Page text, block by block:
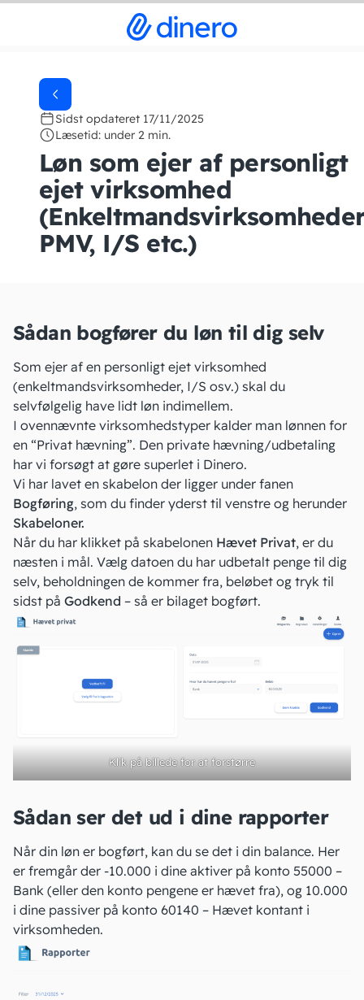
Sidst opdateret 17/11/2025
Læsetid: under 2 min.
Løn som ejer af personligt
ejet virksomhed
PMV, I/S etc.)
Sådan bogfører du løn til dig selv
Som ejer af en personligt ejet virksomhed
(enkeltmandsvirksomheder, I/S osv.) skal du
selvfølgelig have lidt løn indimellem.
I ovennævnte virksomhedstyper kalder man lønnen for
en “Privat hævning”. Den private hævning/udbetaling
har vi forsøgt at gøre superlet i Dinero.
Vi har lavet en skabelon der ligger under fanen
Bogføring, som du finder yderst til venstre og herunder
Skabeloner.
Når du har klikket på skabelonen Hævet Privat, er du
næsten i mål. Vælg datoen du har udbetalt penge til dig
selv, beholdningen de kommer fra, beløbet og tryk til
sidst på Godkend – så er bilaget bogført.
Klik på billede for at forstørre
Sådan ser det ud i dine rapporter
Når din løn er bogført, kan du se det i din balance. Her
er fremgår der -10.000 i dine aktiver på konto 55000 –
Bank (eller den konto pengene er hævet fra), og 10.000
i dine passiver på konto 60140 – Hævet kontant i
virksomheden.